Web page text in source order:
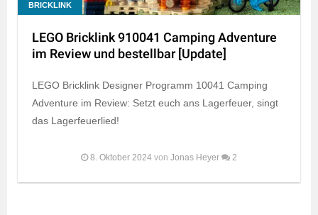
BRICKLINK
LEGO Bricklink 910041 Camping Adventure
im Review und bestellbar [Update]
LEGO Bricklink Designer Programm 10041 Camping
Adventure im Review: Setzt euch ans Lagerfeuer, singt
das Lagerfeuerlied!
8. Oktober 2024 von Jonas Heyer 2